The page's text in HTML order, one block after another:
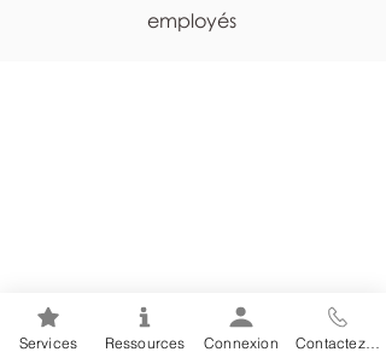
employés
Services Ressources Connexion Contactez-nous